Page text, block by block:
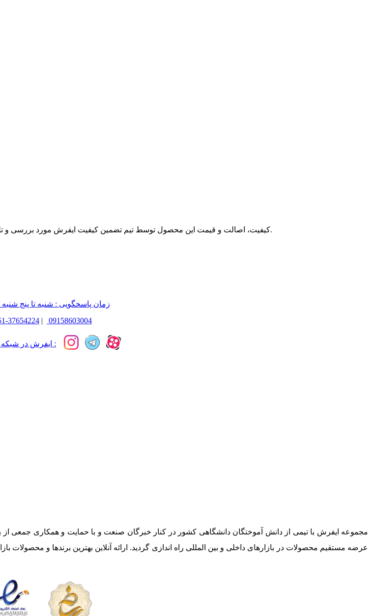
کیفیت، اصالت و قیمت این محصول توسط تیم تضمین کیفیت ایفرش مورد بررسی و تایید قرار گرفته است. اگر این محصول را با قیمت مناسب تری سراغ دارید به ما اطلاع دهید.
زمان پاسخگویی : شنبه تا پنج شنبه ، 9 تا
37654224 | 09158603004
ایفرش در شبکه های اجتماعی :
مجموعه ایفرش با تیمی از دانش آموختگان دانشگاهی کشور در کنار خبرگان صنعت و با حمایت و همکاری جمعی از
عرضه مستقیم محصولات در بازارهای داخلی و بین المللی راه اندازی گردید. ارائه آنلاین بهترین برندها و